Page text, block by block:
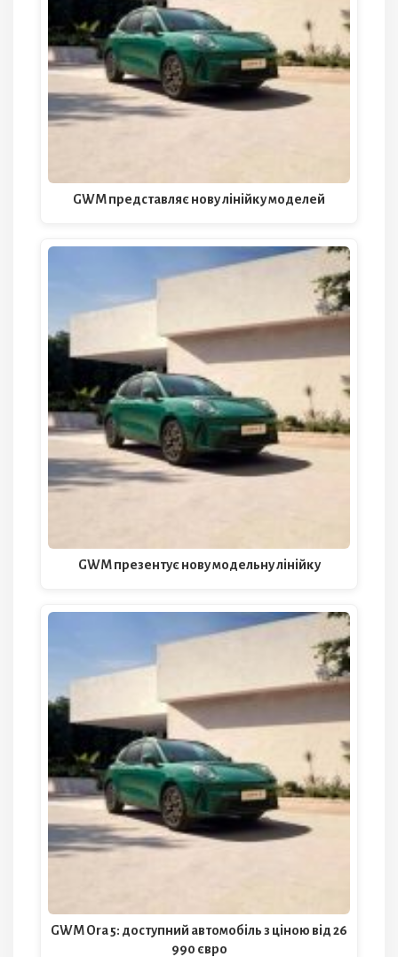
GWM представляє нову лінійку моделей
GWM презентує нову модельну лінійку
GWM Ora 5: доступний автомобіль з ціною від 26
990 євро